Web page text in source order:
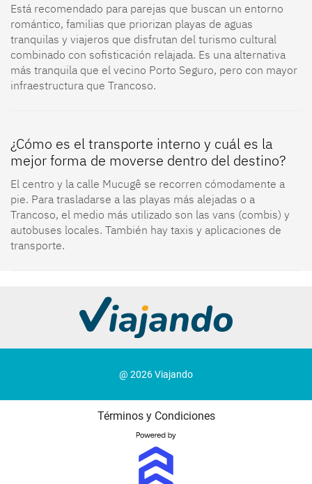
Está recomendado para parejas que buscan un entorno
romántico, familias que priorizan playas de aguas
tranquilas y viajeros que disfrutan del turismo cultural
combinado con sofisticación relajada. Es una alternativa
más tranquila que el vecino Porto Seguro, pero con mayor
infraestructura que Trancoso.
¿Cómo es el transporte interno y cuál es la
mejor forma de moverse dentro del destino?
El centro y la calle Mucugê se recorren cómodamente a
pie. Para trasladarse a las playas más alejadas o a
Trancoso, el medio más utilizado son las vans (combis) y
autobuses locales. También hay taxis y aplicaciones de
transporte.
@ 2026 Viajando
Términos y Condiciones